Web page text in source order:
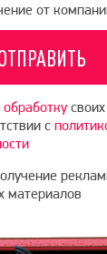
от
обработку
с
материалов